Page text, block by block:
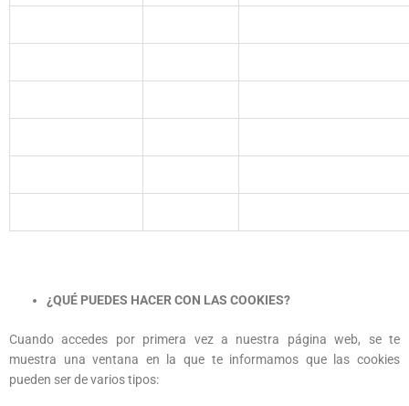
¿QUÉ PUEDES HACER CON LAS COOKIES?
Cuando accedes por primera vez a nuestra página web, se te
muestra una ventana en la que te informamos que las cookies
pueden ser de varios tipos: